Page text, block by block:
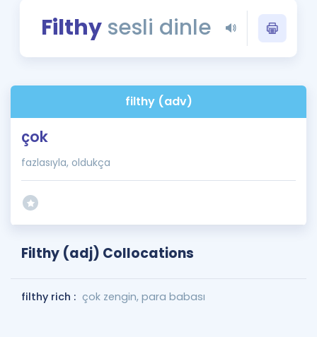
Rehberlik Aracı
Blog
İngilizce Gramer
Filthysesli dinle
filthy (adv)
çok
fazlasıyla, oldukça
Filthy (adj) Collocations
filthy rich : çok zengin, para babası